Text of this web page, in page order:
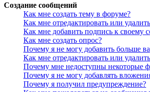
Создание сообщений
Как мне создать тему в форуме?
Как мне отредактировать или
Как мне добавить подпись к своему
Как мне создать опрос?
Почему я не могу добавить больше
Как мне отредактировать или
Почему мне недоступны некоторые
Почему я не могу добавлять
Почему я получил предупреждение?